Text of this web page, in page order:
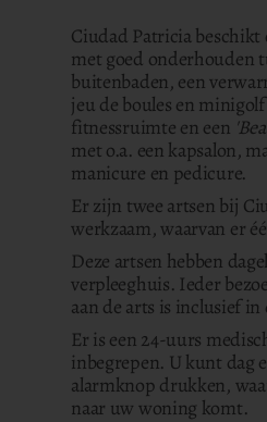
Ciudad Patricia
met goed onderhouden
buitenbaden, een
jeu de boules en minigolf
fitnessruimte en een
met o.a. een kapsalon,
manicure en pedicure.
Er zijn twee artsen bij
werkzaam, waarvan er
Deze artsen hebben
verpleeghuis. Ieder
aan de arts is inclusief in
Er is een 24-uurs
inbegrepen. U kunt dag
alarmknop drukken,
naar uw woning komt.